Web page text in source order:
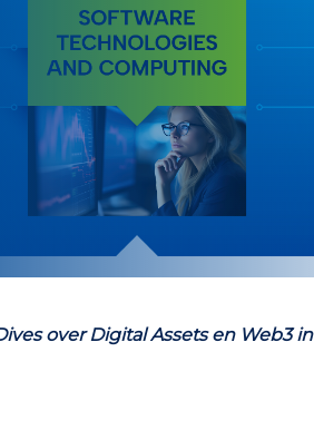
over Digital Assets en Web3 in